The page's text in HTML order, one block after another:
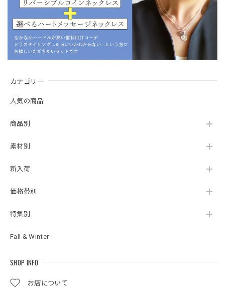
カテゴリー
人気の商品
商品別
素材別
新入荷
価格帯別
特集別
Fall & Winter
SHOP INFO
お店について